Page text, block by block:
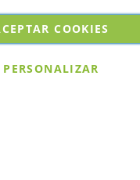
reserved. Powered by
COOKIES
PERSONALIZAR